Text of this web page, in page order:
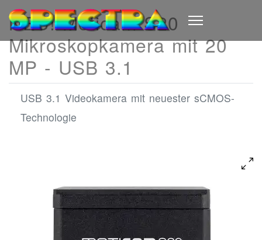
NEU! Moticam S20
Mikroskopkamera mit 20
MP - USB 3.1
USB 3.1 Videokamera mit neuester sCMOS-
Technologie